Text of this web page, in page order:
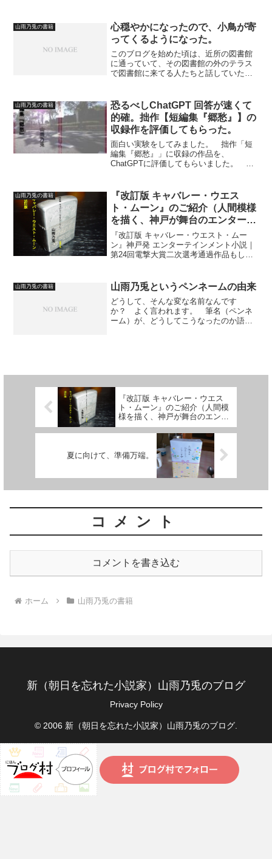
一文一文にまともに向き合うと自分の精
神まで仄暗いなにかに侵食...
山雨乃兎の書籍
心穏やかになったので、小鳥が寄
ってくるようになった。
このブログを始めた頃は、近所の図書館
に通っていて、その図書館の外のテラス
で図書館に来てる人たちと話していたの
多くて、しかも健康なのに職についてい
ない人が多かったんです。...
山雨乃兎の書籍
恐るべしChatGPT 回答が速くて
的確。拙作【短編集『郷愁』】の
収録作を評価してもらった。
面白い実験をしてみました。 拙作「短
編集『郷愁』」に収録の作品を、
ChatGPTに評価してもらいました。 ま
の小説「三年生の夏休み」は、非常に繊
細なテーマを、子ど...
山雨乃兎の書籍
『改訂版 キャバレー・ウエス
ト・ムーン』のご紹介（人間模様
を描く、神戸が舞台のエンターテ
インメント小説）
『改訂版 キャバレー・ウエスト・ムー
ン』神戸発 エンターテインメント小説｜
第24回電撃大賞二次選考通過作品もしあ
撃大賞 通過作品】といったキーワードで
探しているな...
山雨乃兎の書籍 山雨乃兎というペンネームの由来
どうして、そんな変な名前なんです
か？ よく言われます。 筆名（ペンネ
ーム）が、どうしてこうなったのか語っ
『改訂版 キャバレー・ウエス
ト・ムーン』のご紹介（人間模
様を描く、神戸が舞台のエンタ
ーテインメント小説）
夏に向けて、準備万端。
コメント
コメントを書き込む
ホーム 山雨乃兎の書籍
新（朝日を忘れた小説家）山雨乃兎のブログ
Privacy Policy
© 2006 新（朝日を忘れた小説家）山雨乃兎のブログ.